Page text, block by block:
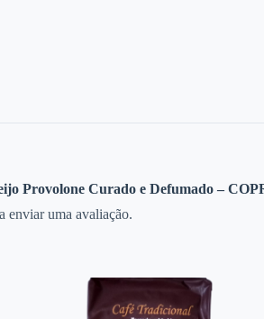
Provolone Curado e Defumado –
enviar uma avaliação.